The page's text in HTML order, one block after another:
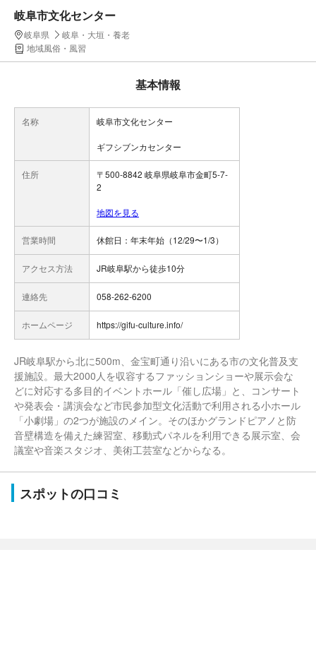
岐阜市文化センター
岐阜県
岐阜・大垣・養老
地域風俗・風習
基本情報
名称 岐阜市文化センター
ギフシブンカセンター
住所
〒500-8842 岐阜県岐阜市金町5-7-
2
地図を見る
営業時間 休館日：年末年始（12/29〜1/3）
アクセス方法 JR岐阜駅から徒歩10分
連絡先 058-262-6200
ホームページ https://gifu-culture.info/
JR岐阜駅から北に500m、金宝町通り沿いにある市の文化普及支
援施設。最大2000人を収容するファッションショーや展示会な
どに対応する多目的イベントホール「催し広場」と、コンサート
や発表会・講演会など市民参加型文化活動で利用される小ホール
「小劇場」の2つが施設のメイン。そのほかグランドピアノと防
音壁構造を備えた練習室、移動式パネルを利用できる展示室、会
議室や音楽スタジオ、美術工芸室などからなる。
スポットの口コミ